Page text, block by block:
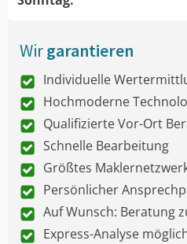
Wirgarantieren
Individuelle
Hochmoderne
Qualifizierte Vor-Ort
Schnelle Bearbeitung
Größtes
Persönlicher
Auf Wunsch: Beratung
Express-Analyse